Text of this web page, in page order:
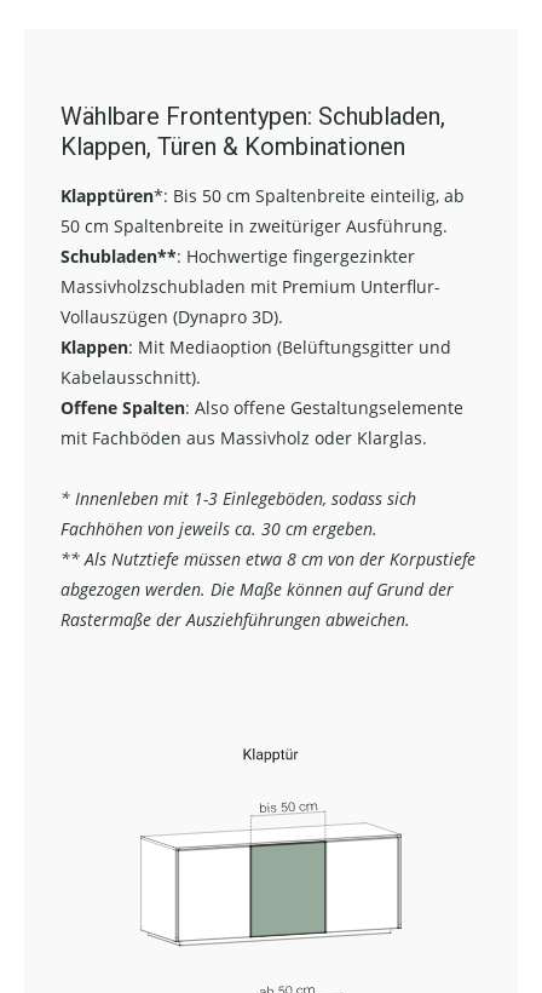
Wählbare Frontentypen: Schubladen,
Klappen, Türen & Kombinationen
Klapptüren*: Bis 50 cm Spaltenbreite einteilig, ab
50 cm Spaltenbreite in zweitüriger Ausführung.
Schubladen**: Hochwertige fingergezinkter
Massivholzschubladen mit Premium Unterflur-
Vollauszügen (Dynapro 3D).
Klappen: Mit Mediaoption (Belüftungsgitter und
Kabelausschnitt).
Offene Spalten: Also offene Gestaltungselemente
mit Fachböden aus Massivholz oder Klarglas.
* Innenleben mit 1-3 Einlegeböden, sodass sich
Fachhöhen von jeweils ca. 30 cm ergeben.
** Als Nutztiefe müssen etwa 8 cm von der Korpustiefe
abgezogen werden. Die Maße können auf Grund der
Rastermaße der Ausziehführungen abweichen.